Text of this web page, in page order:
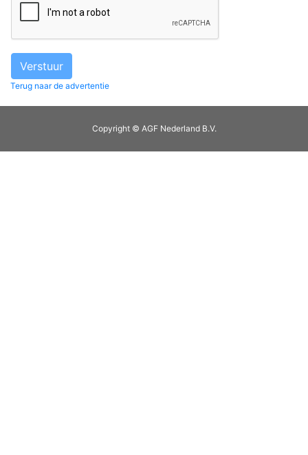
Terug naar de advertentie
Copyright © AGF Nederland B.V.